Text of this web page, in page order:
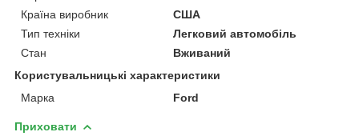
Країна виробник
США
Тип техніки
Легковий автомобіль
Стан
Вживаний
Користувальницькі характеристики
Марка
Ford
Приховати